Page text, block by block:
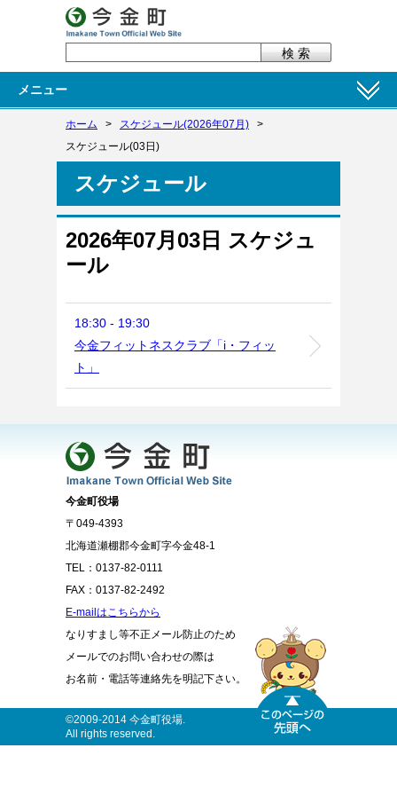
メニュー
ホーム > スケジュール(2026年07月)
>
スケジュール(03日)
スケジュール
2026年07月03日 スケジュ
ール
18:30 - 19:30
今金フィットネスクラブ「i・フィッ
ト」
今金町役場
〒049-4393
北海道瀬棚郡今金町字今金48-1
TEL：0137-82-0111
FAX：0137-82-2492
E-mailはこちらから
なりすまし等不正メール防止のため
メールでのお問い合わせの際は
お名前・電話等連絡先を明記下さい。
©2009-2014 今金町役場.
All rights reserved.